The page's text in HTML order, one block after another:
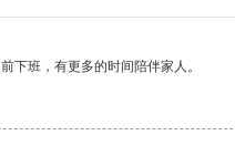
下班，有更多的时间陪伴家人。